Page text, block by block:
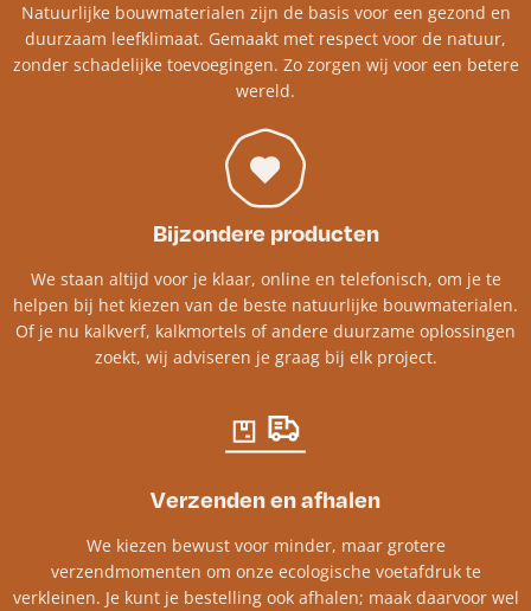
Natuurlijke bouwmaterialen zijn de basis voor een gezond en
duurzaam leefklimaat. Gemaakt met respect voor de natuur,
zonder schadelijke toevoegingen. Zo zorgen wij voor een betere
wereld.
Bijzondere producten
We staan altijd voor je klaar, online en telefonisch, om je te
helpen bij het kiezen van de beste natuurlijke bouwmaterialen.
Of je nu kalkverf, kalkmortels of andere duurzame oplossingen
zoekt, wij adviseren je graag bij elk project.​
Verzenden en afhalen
We kiezen bewust voor minder, maar grotere
verzendmomenten om onze ecologische voetafdruk te
verkleinen. Je kunt je bestelling ook afhalen; maak daarvoor wel